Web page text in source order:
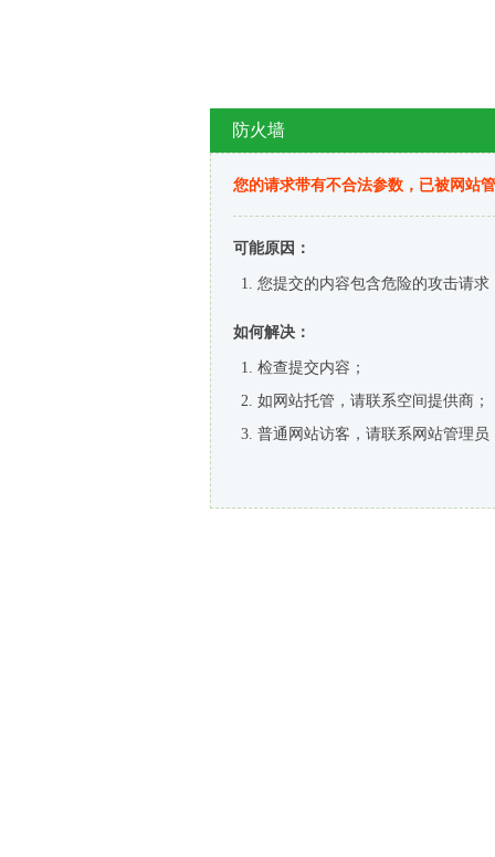
防火墙
您的请求带有不合法参数，已被网站
可能原因：
您提交的内容包含危险的攻击请求
如何解决：
检查提交内容；
如网站托管，请联系空间提供商；
普通网站访客，请联系网站管理员